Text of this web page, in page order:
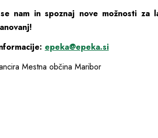
nam in spoznaj nove možnosti za
epeka@epeka.si
Mestna občina Maribor